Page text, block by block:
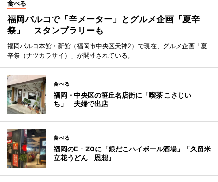
食べる
福岡パルコで「辛メーター」とグルメ企画「夏辛
祭」 スタンプラリーも
福岡パルコ本館・新館（福岡市中央区天神2）で現在、グルメ企画「夏
辛祭（ナツカラサイ）」が開催されている。
食べる
福岡・中央区の笹丘名店街に「喫茶 こさじい
ち」 夫婦で出店
食べる
福岡のE・ZOに「銀だこハイボール酒場」「久留米
立花うどん 恩想」